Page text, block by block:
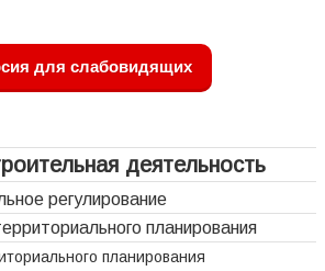
для слабовидящих
деятельность
регулирование
планирования
планирования